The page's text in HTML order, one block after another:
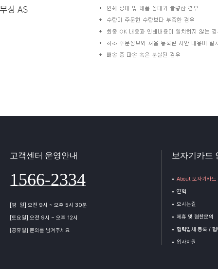
고객센터 운영안내
1566-2334
[평 일] 오전 9시 ~ 오후 5시 30분
[토요일] 오전 9시 ~ 오후 12시
[공휴일] 문의를 남겨주세요
보자기카드
About 보자기카드
연혁
오시는길
제휴 및 협찬문의
협력업체 등록 /
입사지원